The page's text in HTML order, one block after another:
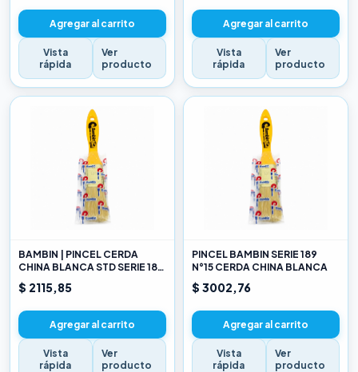
Agregar al carrito
Vista
rápida
Ver
producto
Agregar al carrito
Vista
rápida
Ver
producto
BAMBIN | PINCEL CERDA
CHINA BLANCA STD SERIE 189
10
$ 2115,85
Agregar al carrito
Vista
rápida
Ver
producto
PINCEL BAMBIN SERIE 189
N°15 CERDA CHINA BLANCA
$ 3002,76
Agregar al carrito
Vista
rápida
Ver
producto